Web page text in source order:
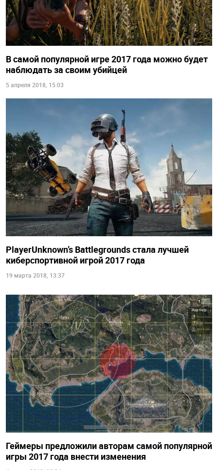
В самой популярной игре 2017 года можно будет
наблюдать за своим убийцей
5 апреля 2018, 15:03
PlayerUnknown’s Battlegrounds стала лучшей
киберспортивной игрой 2017 года
19 марта 2018, 13:37
Геймеры предложили авторам самой популярной
игры 2017 года внести изменения